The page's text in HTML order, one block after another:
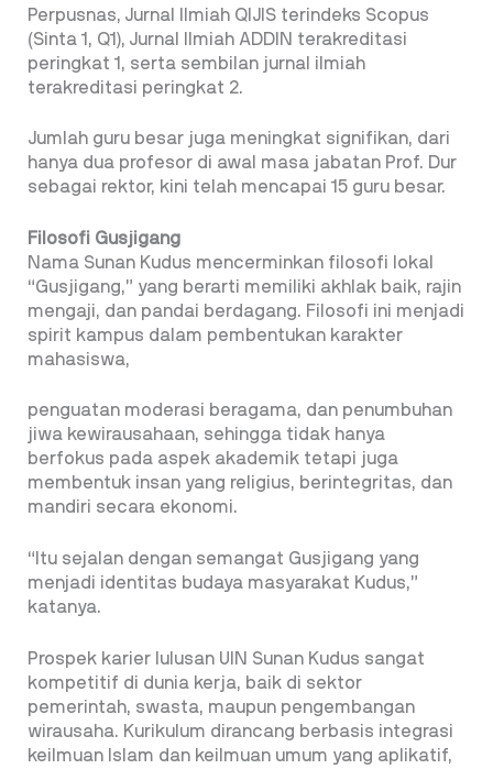
Perpusnas, Jurnal Ilmiah QIJIS terindeks Scopus
(Sinta 1, Q1), Jurnal Ilmiah ADDIN terakreditasi
peringkat 1, serta sembilan jurnal ilmiah
terakreditasi peringkat 2.
Jumlah guru besar juga meningkat signifikan, dari
hanya dua profesor di awal masa jabatan Prof. Dur
sebagai rektor, kini telah mencapai 15 guru besar.
Filosofi Gusjigang
Nama Sunan Kudus mencerminkan filosofi lokal
“Gusjigang,” yang berarti memiliki akhlak baik, rajin
mengaji, dan pandai berdagang. Filosofi ini menjadi
spirit kampus dalam pembentukan karakter
mahasiswa,
penguatan moderasi beragama, dan penumbuhan
jiwa kewirausahaan, sehingga tidak hanya
berfokus pada aspek akademik tetapi juga
membentuk insan yang religius, berintegritas, dan
mandiri secara ekonomi.
“Itu sejalan dengan semangat Gusjigang yang
menjadi identitas budaya masyarakat Kudus,”
katanya.
Prospek karier lulusan UIN Sunan Kudus sangat
kompetitif di dunia kerja, baik di sektor
pemerintah, swasta, maupun pengembangan
wirausaha. Kurikulum dirancang berbasis integrasi
keilmuan Islam dan keilmuan umum yang aplikatif,